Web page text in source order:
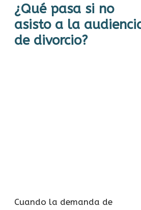
¿Qué pasa si no
asisto a la
de divorcio?
Cuando la demanda de